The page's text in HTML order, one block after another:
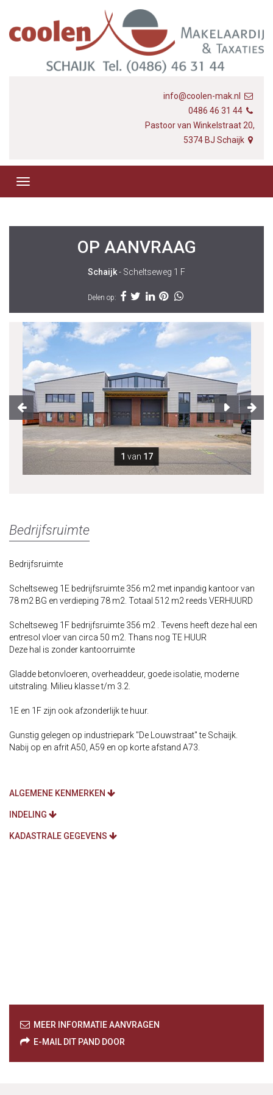
info@coolen-mak.nl
0486 46 31 44
Pastoor van Winkelstraat 20,
5374 BJ Schaijk
OP AANVRAAG
Schaijk- Scheltseweg 1 F
Delen op:
1 van 17
Bedrijfsruimte
Bedrijfsruimte
Scheltseweg 1E bedrijfsruimte 356 m2 met inpandig kantoor van
78 m2 BG en verdieping 78 m2. Totaal 512 m2 reeds VERHUURD
Scheltseweg 1F bedrijfsruimte 356 m2 . Tevens heeft deze hal een
entresol vloer van circa 50 m2. Thans nog TE HUUR
Deze hal is zonder kantoorruimte
Gladde betonvloeren, overheaddeur, goede isolatie, moderne
uitstraling. Milieu klasse t/m 3.2.
1E en 1F zijn ook afzonderlijk te huur.
Gunstig gelegen op industriepark "De Louwstraat" te Schaijk.
Nabij op en afrit A50, A59 en op korte afstand A73.
ALGEMENE KENMERKEN
INDELING
KADASTRALE GEGEVENS
MEER INFORMATIE AANVRAGEN
E-MAIL DIT PAND DOOR